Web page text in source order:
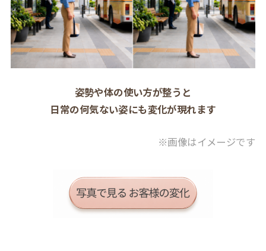
姿勢や体の使い方が整うと
日常の何気ない姿にも変化が現れます
※画像はイメージです